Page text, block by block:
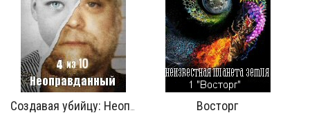
Пастбища